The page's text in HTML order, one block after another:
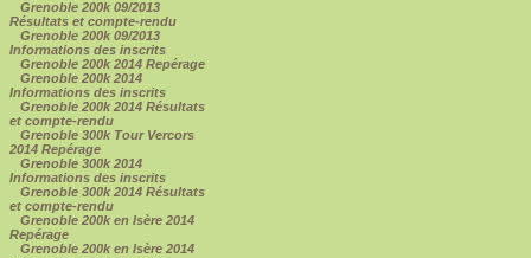
Grenoble 200k 09/2013
Résultats et compte-rendu
Grenoble 200k 09/2013
Informations des inscrits
Grenoble 200k 2014 Repérage
Grenoble 200k 2014
Informations des inscrits
Grenoble 200k 2014 Résultats
et compte-rendu
Grenoble 300k Tour Vercors
2014 Repérage
Grenoble 300k 2014
Informations des inscrits
Grenoble 300k 2014 Résultats
et compte-rendu
Grenoble 200k en Isère 2014
Repérage
Grenoble 200k en Isère 2014